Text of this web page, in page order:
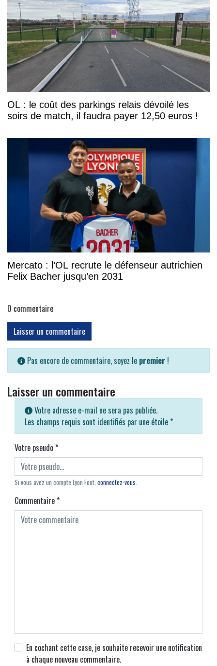
OL : le coût des parkings relais dévoilé les
soirs de match, il faudra payer 12,50 euros !
Mercato : l’OL recrute le défenseur autrichien
Felix Bacher jusqu’en 2031
0 commentaire
Laisser un commentaire
Pas encore de commentaire, soyez le premier !
Laisser un commentaire
Votre adresse e-mail ne sera pas publiée.
Les champs requis sont identifiés par une étoile *
Votre pseudo*
Si vous avez un compte Lyon Foot, connectez-vous.
Commentaire*
En cochant cette case, je souhaite recevoir une notification
à chaque nouveau commentaire.